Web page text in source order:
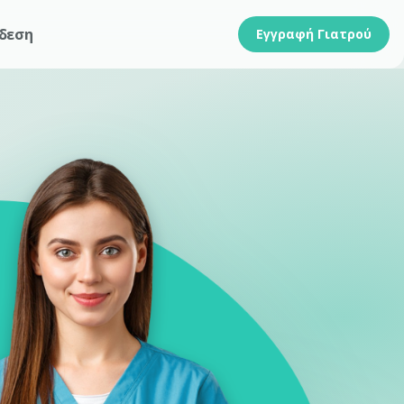
Εγγραφή Γιατρού